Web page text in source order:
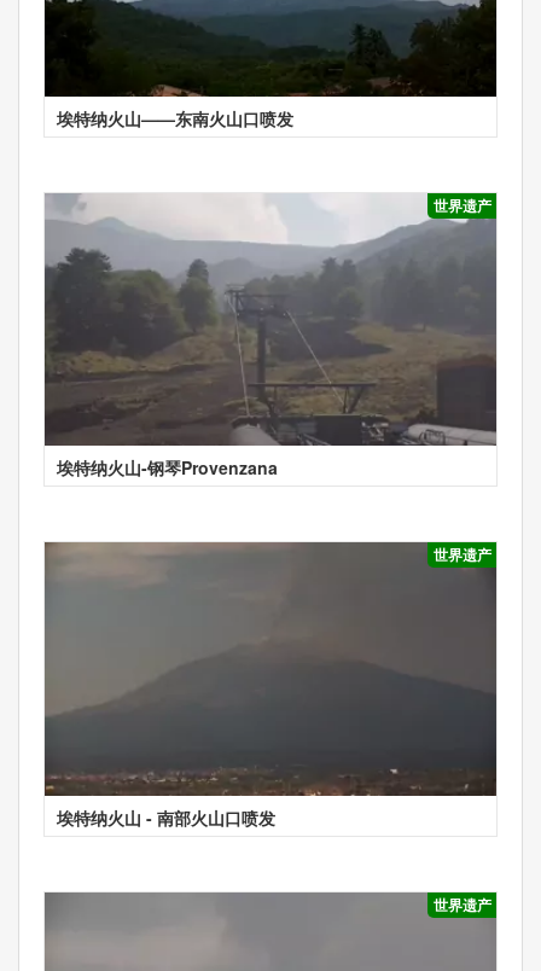
埃特纳火山——东南火山口喷发
世界遗产
埃特纳火山-钢琴Provenzana
世界遗产
埃特纳火山 - 南部火山口喷发
世界遗产